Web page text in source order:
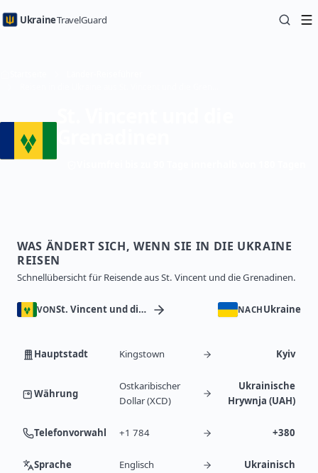
UkraineTravelGuard
WAS ÄNDERT SICH, WENN SIE IN DIE UKRAINE
REISEN
Schnellübersicht für Reisende aus St. Vincent und die Grenadinen.
VON St. Vincent und die Grenadinen NACH Ukraine
Hauptstadt Kingstown Kyiv
Währung
Ostkaribischer
Dollar (XCD)
Ukrainische
Hrywnja (UAH)
Telefonvorwahl +1 784 +380
Sprache Englisch Ukrainisch